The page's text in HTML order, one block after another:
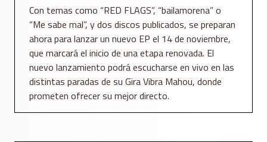
Con temas como “RED FLAGS”, “bailamorena” o
“Me sabe mal”, y dos discos publicados, se preparan
ahora para lanzar un nuevo EP el 14 de noviembre,
que marcará el inicio de una etapa renovada. El
nuevo lanzamiento podrá escucharse en vivo en las
distintas paradas de su Gira Vibra Mahou, donde
prometen ofrecer su mejor directo.